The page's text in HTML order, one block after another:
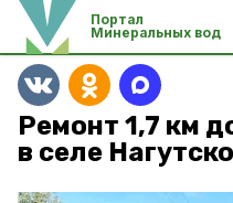
Портал
Минеральных вод
Ремонт 1,7 км
в селе